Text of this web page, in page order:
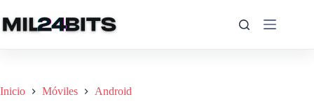
al
contenido
Inicio Móviles Android